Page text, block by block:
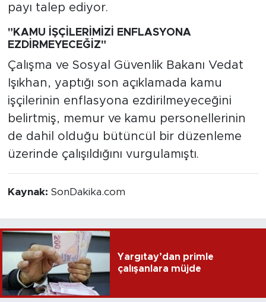
payı talep ediyor.
"KAMU İŞÇİLERİMİZİ ENFLASYONA
EZDİRMEYECEĞİZ"
Çalışma ve Sosyal Güvenlik Bakanı Vedat
Işıkhan, yaptığı son açıklamada kamu
işçilerinin enflasyona ezdirilmeyeceğini
belirtmiş, memur ve kamu personellerinin
de dahil olduğu bütüncül bir düzenleme
üzerinde çalışıldığını vurgulamıştı.
Kaynak: SonDakika.com
Yargıtay’dan primle
çalışanlara müjde